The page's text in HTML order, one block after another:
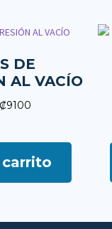
DE
AL VACÍO
₡9100